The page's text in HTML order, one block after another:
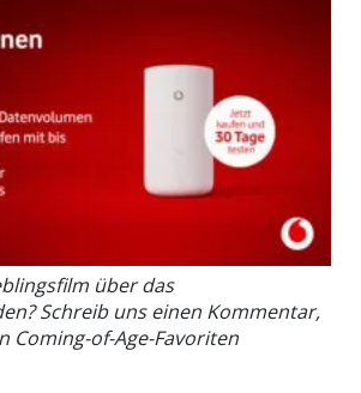
über das
Schreib uns einen Kommentar,
Coming-of-Age-Favoriten